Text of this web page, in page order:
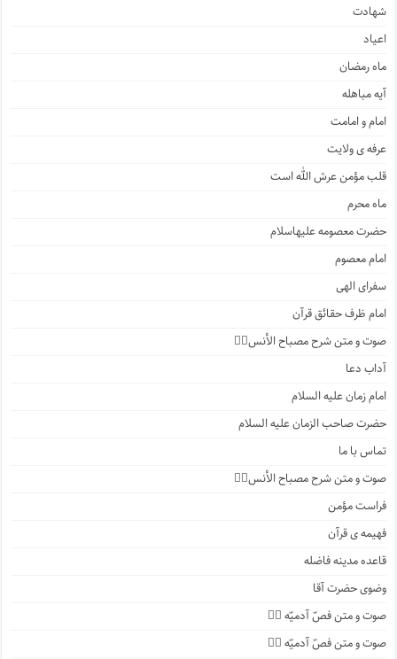
شهادت
اعیاد
ماه رمضان
آیه مباهله
امام و امامت
عرفه ی ولایت
قلب مؤمن عرش الله است
ماه محرم
حضرت معصومه علیهاسلام
امام معصوم
سفرای الهی
امام ظرف حقائق قرآن
صوت و متن شرح مصباح الأنس۲️⃣
آداب دعا
امام زمان علیه السلام
حضرت صاحب الزمان علیه السلام
تماس با ما
صوت و متن شرح مصباح الأنس۱️⃣
فراست مؤمن
فهیمه ی قرآن
قاعده مدینه فاضله
وضوی حضرت آقا
صوت و متن فصّ آدمیّه ۴️⃣
صوت و متن فصّ آدمیّه ۳️⃣